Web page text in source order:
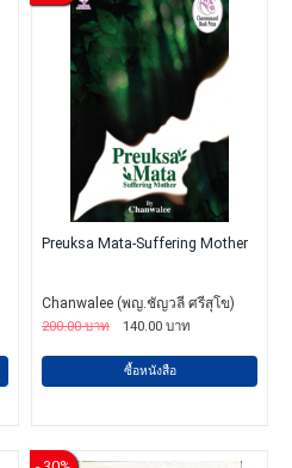
Preuksa Mata-Suffering Mother
Chanwalee (พญ.ชัญวลี ศรีสุโข)
200.00 บาท
140.00 บาท
ซื้อหนังสือ